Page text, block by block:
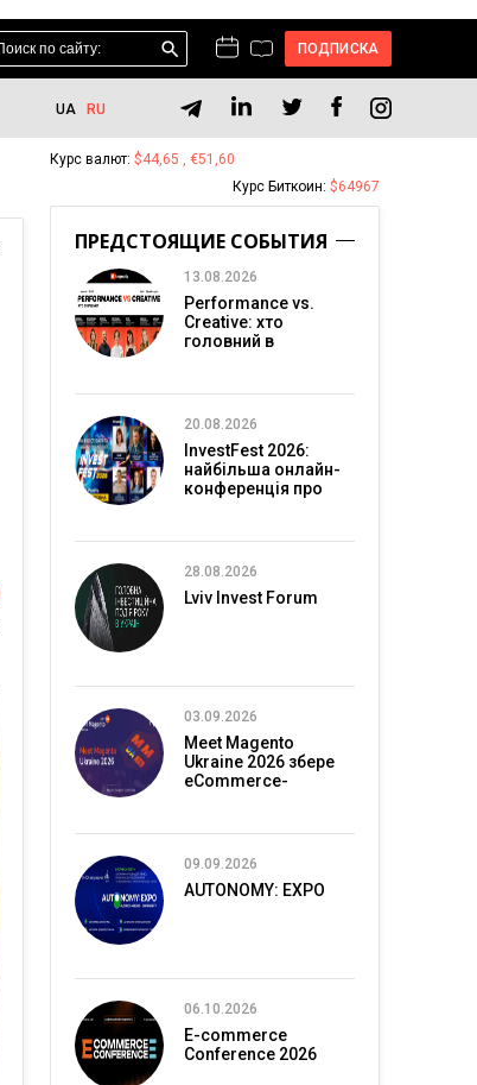
ПОДПИСКА
UA RU
Курс валют: $44,65 , €51,60
Курс Биткоин: $64967
ПРЕДСТОЯЩИЕ СОБЫТИЯ
13.08.2026
Performance vs.
Creative: хто
головний в
20.08.2026
InvestFest 2026:
найбільша онлайн-
конференція про
28.08.2026
Lviv Invest Forum
03.09.2026
Meet Magento
Ukraine 2026 збере
eCommerce-
09.09.2026
AUTONOMY: EXPO
06.10.2026
E-commerce
Conference 2026